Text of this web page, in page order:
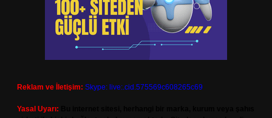
Reklam ve İletişim: Skype: live:.cid.575569c608265c69
Yasal Uyarı: